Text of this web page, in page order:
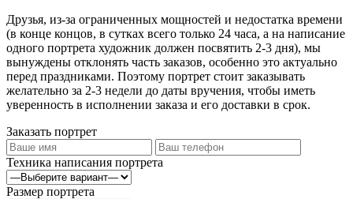
Друзья, из-за ограниченных мощностей и недостатка времени
(в конце концов, в сутках всего только 24 часа, а на написание
одного портрета художник должен посвятить 2-3 дня), мы
вынуждены отклонять часть заказов, особенно это актуально
перед праздниками. Поэтому портрет стоит заказывать
желательно за 2-3 недели до даты вручения, чтобы иметь
уверенность в исполнении заказа и его доставки в срок.
Заказать портрет
Техника написания портрета
Размер портрета